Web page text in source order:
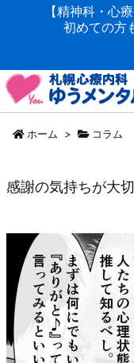
【精神科・心
初めての方
ホーム > コラム
感謝の気持ちが大